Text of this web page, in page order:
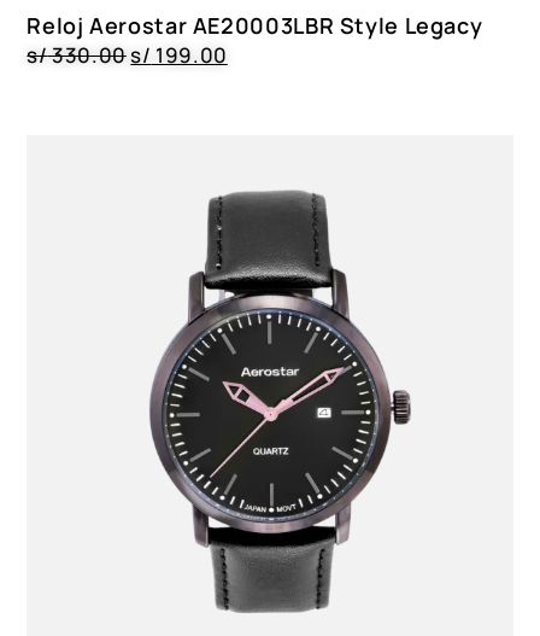
Reloj Aerostar AE20003LBR Style Legacy
s/330.00s/ 199.00